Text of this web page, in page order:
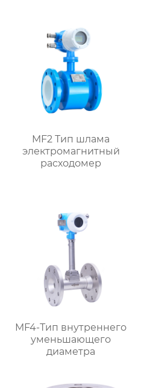
MF2 Тип шлама
электромагнитный
расходомер
MF4-Тип внутреннего
уменьшающего
диаметра